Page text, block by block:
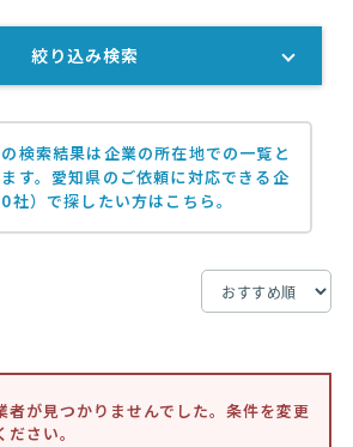
検索結果は企業の所在地での一覧と
す。 愛知県のご依頼に対応できる企
社）で探したい方はこちら。
者が見つかりませんでした。条件を変更
さい。
絞り込み検索